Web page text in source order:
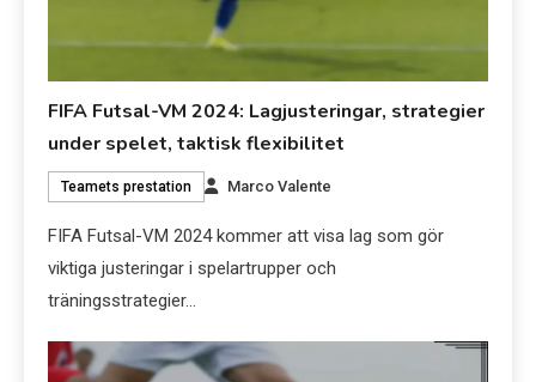
FIFA Futsal-VM 2024: Lagjusteringar, strategier
under spelet, taktisk flexibilitet
Teamets prestation Marco Valente
FIFA Futsal-VM 2024 kommer att visa lag som gör
viktiga justeringar i spelartrupper och
träningsstrategier…